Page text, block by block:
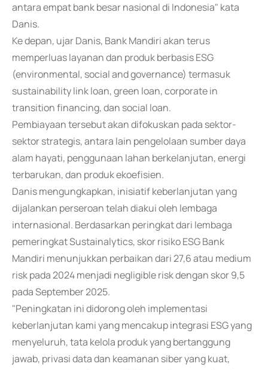
antara empat bank besar nasional di Indonesia" kata
Danis.
Ke depan, ujar Danis, Bank Mandiri akan terus
memperluas layanan dan produk berbasis ESG
(environmental, social and governance) termasuk
sustainability link loan, green loan, corporate in
transition financing, dan social loan.
Pembiayaan tersebut akan difokuskan pada sektor-
sektor strategis, antara lain pengelolaan sumber daya
alam hayati, penggunaan lahan berkelanjutan, energi
terbarukan, dan produk ekoefisien.
Danis mengungkapkan, inisiatif keberlanjutan yang
dijalankan perseroan telah diakui oleh lembaga
internasional. Berdasarkan peringkat dari lembaga
pemeringkat Sustainalytics, skor risiko ESG Bank
Mandiri menunjukkan perbaikan dari 27,6 atau medium
risk pada 2024 menjadi negligible risk dengan skor 9,5
pada September 2025.
"Peningkatan ini didorong oleh implementasi
keberlanjutan kami yang mencakup integrasi ESG yang
menyeluruh, tata kelola produk yang bertanggung
jawab, privasi data dan keamanan siber yang kuat,